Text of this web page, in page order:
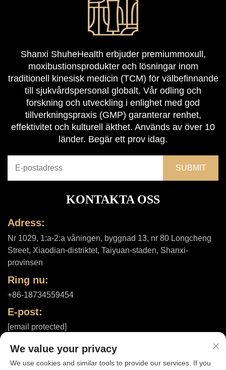
Shanxi ShuheHealth erbjuder premiummoxull,
moxibustionsprodukter och lösningar inom
traditionell kinesisk medicin (TCM) för välbefinnande
till sjukvårdspersonal globalt. Vår odling och
forskning och utveckling i enlighet med god
tillverkningspraxis (GMP) garanterar renhet,
effektivitet och kulturell äkthet. Används av över 10
länder. Begär ett prov idag.
KONTAKTA OSS
Adress:
Nr 1029, 1:a-2:a våningen, byggnad 13, nr 80 Longcheng
Street, Xiaodian-distriktet, Taiyuan-staden, Shanxi-
provinsen
Ring nu:
+86-18734559454
E-post:
[email protected]
Upphovsrätt © 2025 av Shanxi ShuheHealth Co., Ltd. |
We value your privacy
We use cookies and similar tools to provide our services. If you